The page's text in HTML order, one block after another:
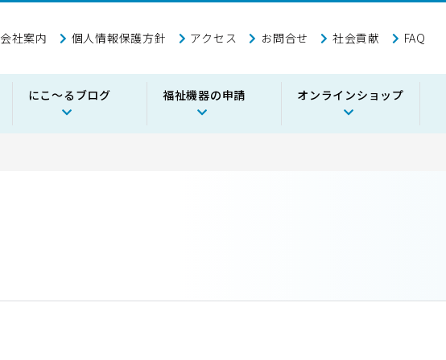
会社案内 個人情報保護方針 アクセス お問合せ 社会貢献 FAQ
にこ～るブログ 福祉機器の申請 オンラインショップ